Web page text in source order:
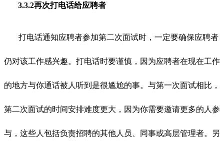
3.3.2再次打电话给应聘者
打电话通知应聘者参加第二次面试时，一定要确保应聘者
仍对该工作感兴趣。打电话时要谨慎，因为应聘者在现在工作
的地方与你通话被人听到是很尴尬的事。与第一次面试相比，
第二次面试的时间安排难度更大，因为你需要邀请更多的人参
与，这些人包括负责招聘的其他人员、同事或高层管理者。另